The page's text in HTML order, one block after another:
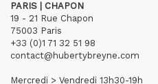
PARIS | CHAPON
19 - 21 Rue Chapon
75003 Paris
+33 (0)1 71 32 51 98
contact@hubertybreyne.com
Mercredi > Vendredi 13h30-19h